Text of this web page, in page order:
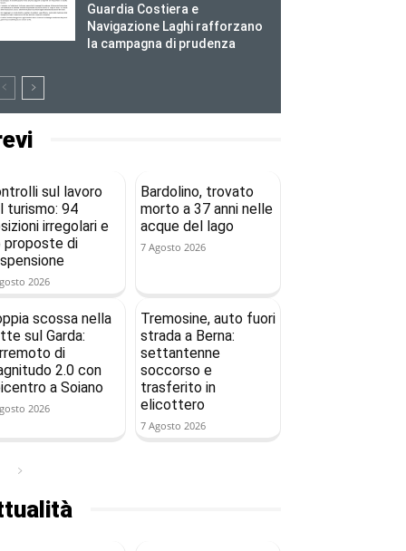
Guardia Costiera e
Navigazione Laghi rafforzano
la campagna di prudenza
sul lavoro
turismo: 94
irregolari e
proposte di
2026
Bardolino, trovato
morto a 37 anni nelle
acque del lago
7 Agosto 2026
scossa nella
sul Garda:
di
2.0 con
a Soiano
2026
Tremosine, auto fuori
strada a Berna:
settantenne
soccorso e
trasferito in
elicottero
7 Agosto 2026